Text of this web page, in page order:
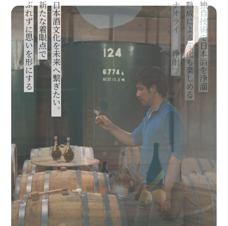
日本酒文化を未来へ繋ぎたい。
新たな着眼点で
ぶれずに思いを形にする 独自技術で日本酒を浄溜
熟成による変化も楽しめる
ナオライの「浄酎」